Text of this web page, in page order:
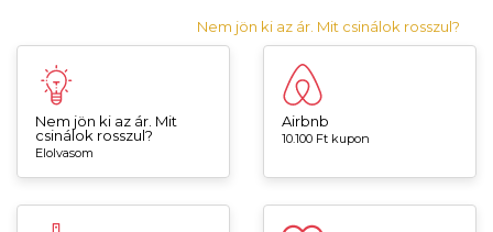
Nem jön ki az ár. Mit csinálok rosszul?
Nem jön ki az ár. Mit
csinálok rosszul?
Elolvasom
Airbnb
10.100 Ft kupon